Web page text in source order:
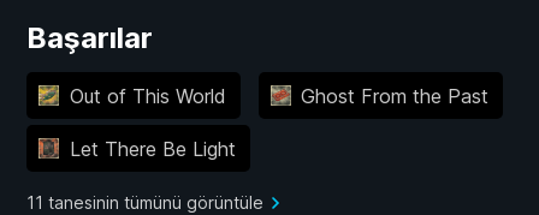
Başarılar
Out of This World Ghost From the Past
Let There Be Light
11 tanesinin tümünü görüntüle